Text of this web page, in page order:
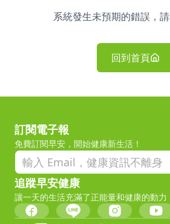
系統發生未預期的錯誤，請
回到首頁
訂閱電子報
免費訂閱早安，開始健康新生活！
追蹤早安健康
讓一天的生活充滿了正能量和健康的動力